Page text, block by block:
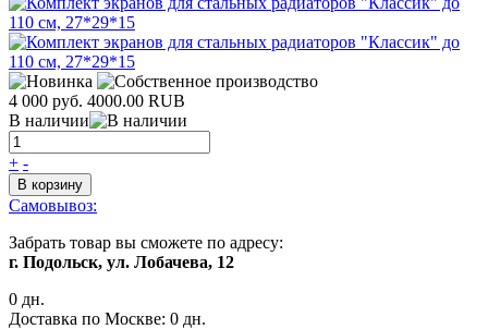
4 000 руб. 4000.00 RUB
В наличии
+ -
В корзину
Самовывоз:
Забрать товар вы сможете по адресу:
г. Подольск, ул. Лобачева, 12
0 дн.
Доставка по Москве: 0 дн.